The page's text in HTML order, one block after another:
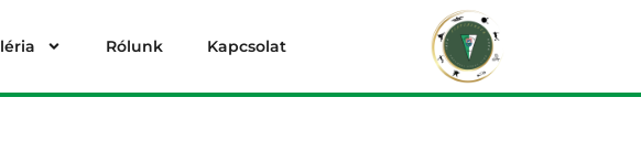
Rólunk Kapcsolat